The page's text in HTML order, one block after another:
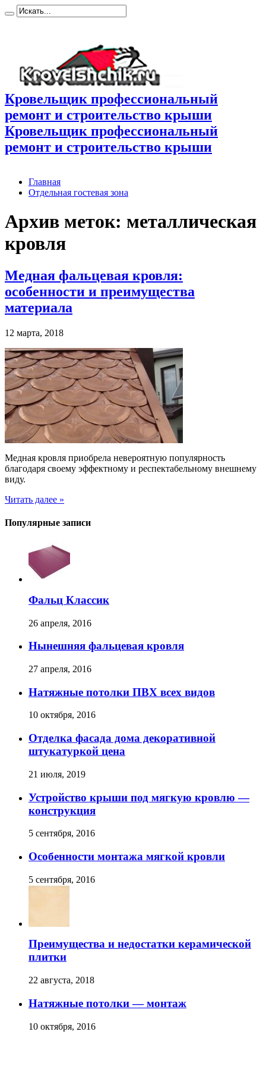
Кровельщик профессиональный
ремонт и строительство крыши
Кровельщик профессиональный
ремонт и строительство крыши
Главная
Отдельная гостевая зона
Архив меток: металлическая
кровля
Медная фальцевая кровля:
особенности и преимущества
материала
12 марта, 2018
Медная кровля приобрела невероятную популярность
благодаря своему эффектному и респектабельному внешнему
виду.
Читать далее »
Популярные записи
Фальц Классик
26 апреля, 2016
Нынешняя фальцевая кровля
27 апреля, 2016
Натяжные потолки ПВХ всех видов
10 октября, 2016
Отделка фасада дома декоративной
штукатуркой цена
21 июля, 2019
Устройство крыши под мягкую кровлю —
конструкция
5 сентября, 2016
Особенности монтажа мягкой кровли
5 сентября, 2016
Преимущества и недостатки керамической
плитки
22 августа, 2018
Натяжные потолки — монтаж
10 октября, 2016